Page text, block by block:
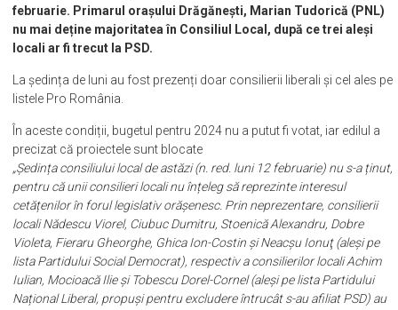
februarie. Primarul orașului Drăgănești, Marian Tudorică (PNL)
nu mai deține majoritatea în Consiliul Local, după ce trei aleși
locali ar fi trecut la PSD.
La ședința de luni au fost prezenți doar consilierii liberali și cel ales pe
listele Pro România.
În aceste condiții, bugetul pentru 2024 nu a putut fi votat, iar edilul a
precizat că proiectele sunt blocate
„Ședința consiliului local de astăzi (n. red. luni 12 februarie) nu s-a ținut,
pentru că unii consilieri locali nu înțeleg să reprezinte interesul
cetățenilor în forul legislativ orășenesc. Prin neprezentare, consilierii
locali Nădescu Viorel, Ciubuc Dumitru, Stoenică Alexandru, Dobre
Violeta, Fieraru Gheorghe, Ghica Ion-Costin și Neacşu Ionuţ (aleși pe
lista Partidului Social Democrat), respectiv a consilierilor locali Achim
Iulian, Mocioacă Ilie și Tobescu Dorel-Cornel (aleși pe lista Partidului
Național Liberal, propuși pentru excludere întrucât s-au afiliat PSD) au